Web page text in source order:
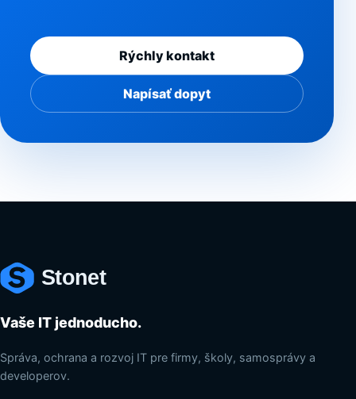
Rýchly kontakt
Napísať dopyt
Vaše IT jednoducho.
Správa, ochrana a rozvoj IT pre firmy, školy, samosprávy a
developerov.